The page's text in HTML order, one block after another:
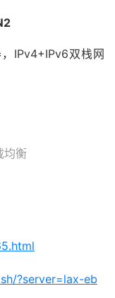
IPv4+IPv6双栈网
均衡
?server=lax-eb